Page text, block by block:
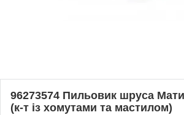
96273574 Пильовик шруса
(к-т із хомутами та мастилом)